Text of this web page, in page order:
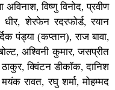
विष्णु विनोद, प्रवीण
शेरफेन रदरफोर्ड, रयान
पंड्या (कप्तान), राज बावा,
अश्विनी कुमार, जसप्रीत
क्विंटन डीकॉक, दानिश
रावत, रघु शर्मा, मोहम्मद